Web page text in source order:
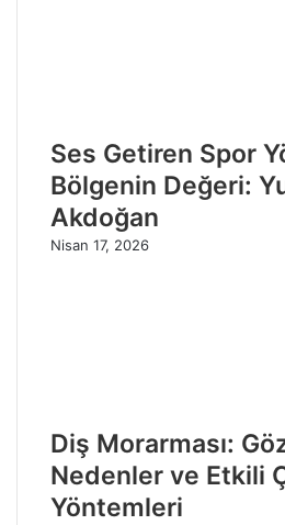
Ses Getiren Spor
Bölgenin Değeri:
Akdoğan
Nisan 17, 2026
Diş Morarması:
Nedenler ve Etkili
Yöntemleri